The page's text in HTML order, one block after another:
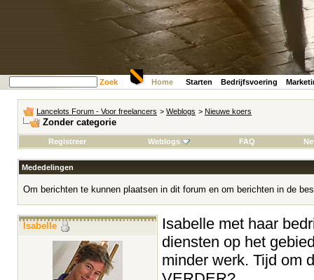
Zoek Home Starten Bedrijfsvoering
Lancelots Forum - Voor freelancers > Weblogs > Nieuwe koers
Zonder categorie
Registreer Weblogs FAQ
Mededelingen
Om berichten te kunnen plaatsen in dit forum en om berichten in de
Isabelle met haar
diensten op het
minder werk. Tijd om
Isabelle